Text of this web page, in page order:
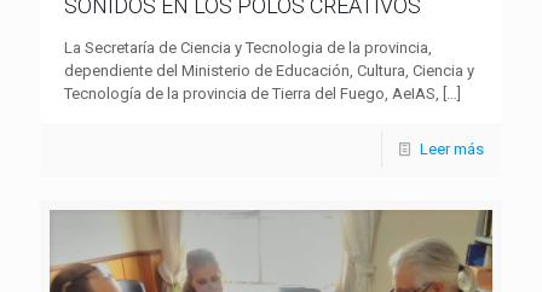
SONIDOS EN LOS POLOS CREATIVOS
La Secretaría de Ciencia y Tecnologia de la provincia,
dependiente del Ministerio de Educación, Cultura, Ciencia y
Tecnología de la provincia de Tierra del Fuego, AeIAS, […]
Leer más